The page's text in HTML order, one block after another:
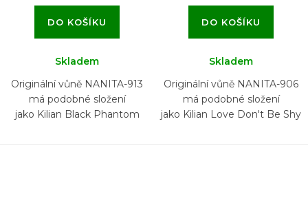
DO KOŠÍKU
Skladem
Originální vůně NANITA-913
má podobné složení
jako Kilian Black Phantom
DO KOŠÍKU
Skladem
Originální vůně NANITA-906
má podobné složení
jako Kilian Love Don't Be Shy